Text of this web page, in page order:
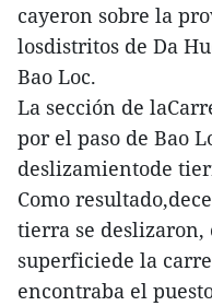
cayeron sobre la
losdistritos de Da
Bao Loc.
La sección de
por el paso de Bao
deslizamientode
Como
tierra se
superficiede la
encontraba el